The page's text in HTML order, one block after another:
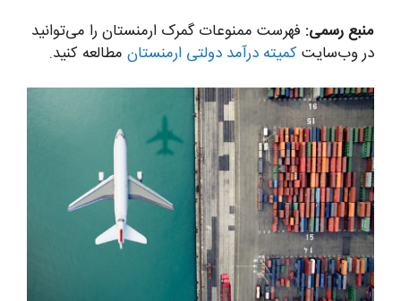
منبع رسمی: فهرست ممنوعات گمرک ارمنستان را می‌توانید
در وب‌سایت کمیته درآمد دولتی ارمنستان مطالعه کنید.